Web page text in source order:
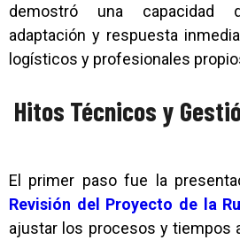
demostró una capacidad
adaptación y respuesta
logísticos y profesionales
Hitos Técnicos y
El primer paso fue la
Revisión del Proyecto de la
ajustar los procesos y tiempos